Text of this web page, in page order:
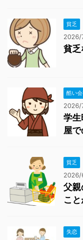
貧乏
2026/
貧乏
酷い
2026/
学
屋
貧乏
2026/
父親
こ
失恋